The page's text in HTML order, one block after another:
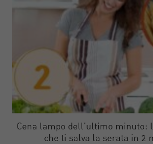
Cena lampo dell’ultimo minuto:
che ti salva la serata in 2